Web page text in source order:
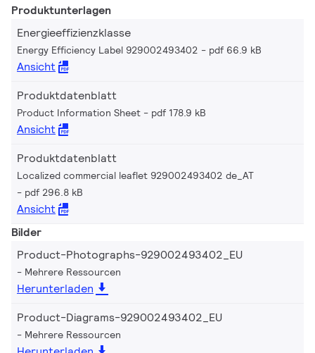
Produktunterlagen
Energieeffizienzklasse
Energy Efficiency Label 929002493402 pdf 66.9 kB
Ansicht
Produktdatenblatt
Product Information Sheet pdf 178.9 kB
Ansicht
Produktdatenblatt
Localized commercial leaflet 929002493402 de_AT
pdf 296.8 kB
Ansicht
Bilder
Product-Photographs-929002493402_EU
Mehrere Ressourcen
Herunterladen
Product-Diagrams-929002493402_EU
Mehrere Ressourcen